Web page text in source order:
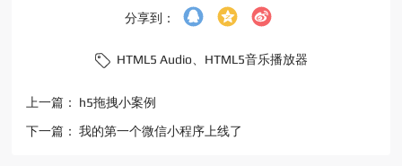
分享到：
HTML5 Audio、 HTML5音乐播放器
上一篇： h5拖拽小案例
下一篇：我的第一个微信小程序上线了